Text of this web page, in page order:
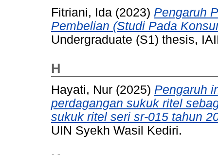
Fitriani, Ida (2023) Pengaruh
Pembelian (Studi Pada
Undergraduate (S1) thesis,
H
Hayati, Nur (2025) Pengaruh
perdagangan sukuk ritel
sukuk ritel seri sr-015 tahun
UIN Syekh Wasil Kediri.